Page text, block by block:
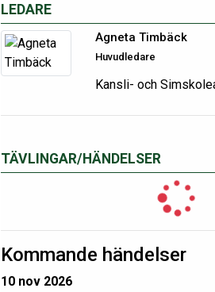
LEDARE
Agneta Timbäck
Huvudledare
Kansli- och
TÄVLINGAR/HÄNDELSER
Kommande händelser
10 nov 2026